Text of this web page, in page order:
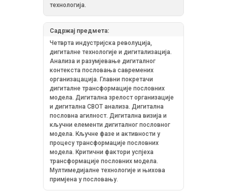
технологија.
Садржај предмета:
Четврта индустријска револуција,
дигиталне технологије и дигитализација.
Анализа и разумјевање дигиталног
контекста пословања савремених
организацација. Главни покретачи
дигиталне трансформације пословних
модела. Дигитална зрелост организације
и дигитална СВОТ анализа. Дигитална
пословна агилност. Дигитална визија и
кључни елементи дигиталног пословног
модела. Кључне фазе и активности у
процесу трансформације пословних
модела. Критични фактори успјеха
трансформације пословних модела.
Мултимедијалне технологије и њихова
примјена у пословању.